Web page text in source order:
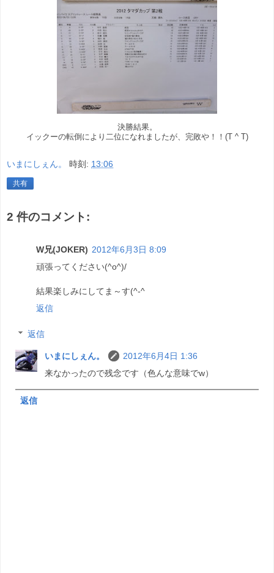
決勝結果。
イックーの転倒により二位になれましたが、完敗や！！(T ^ T)
いまにしぇん。 時刻: 13:06
共有
2 件のコメント:
W兄(JOKER) 2012年6月3日 8:09
頑張ってください(^o^)/
結果楽しみにしてま～す(^-^ゞ
返信
返信
いまにしぇん。
2012年6月4日 1:36
来なかったので残念です（色んな意味でw）
返信